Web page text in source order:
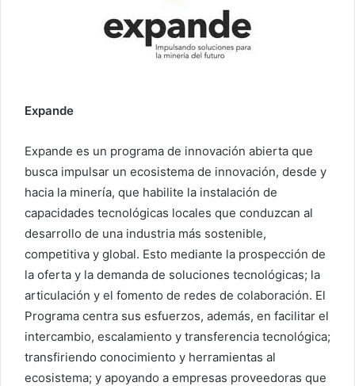
Expande
Expande es un programa de innovación abierta que
busca impulsar un ecosistema de innovación, desde y
hacia la minería, que habilite la instalación de
capacidades tecnológicas locales que conduzcan al
desarrollo de una industria más sostenible,
competitiva y global. Esto mediante la prospección de
la oferta y la demanda de soluciones tecnológicas; la
articulación y el fomento de redes de colaboración. El
Programa centra sus esfuerzos, además, en facilitar el
intercambio, escalamiento y transferencia tecnológica;
transfiriendo conocimiento y herramientas al
ecosistema; y apoyando a empresas proveedoras que